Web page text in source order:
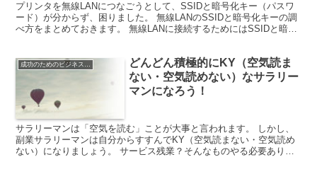
プリンタを無線LANにつなごうとして、SSIDと暗号化キー（パスワ
ード）が分からず、困りました。 無線LANのSSIDと暗号化キーの調
べ方をまとめておきます。 無線LANに接続するためにはSSIDと暗号
成功のためのビジネスマインド
どんどん積極的にKY（空気読ま
ない・空気読めない）なサラリー
マンになろう！
サラリーマンは「空気を読む」ことが大事と言われます。 しかし、
副業サラリーマンは自分からすすんでKY（空気読まない・空気読め
ない）になりましょう。 サービス残業？そんなものやる必要ありま